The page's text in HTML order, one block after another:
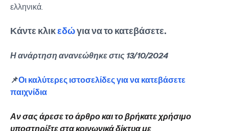
ελληνικά.
Κάντε κλικεδώγια να το κατεβάσετε.
Η ανάρτηση ανανεώθηκε στις 13/10/2024
📌Οι καλύτερες ιστοσελίδες για να κατεβάσετε
παιχνίδια
Αν σας άρεσε το άρθρο και το βρήκατε χρήσιμο
υποστηρίξτε στα κοινωνικά δίκτυα με